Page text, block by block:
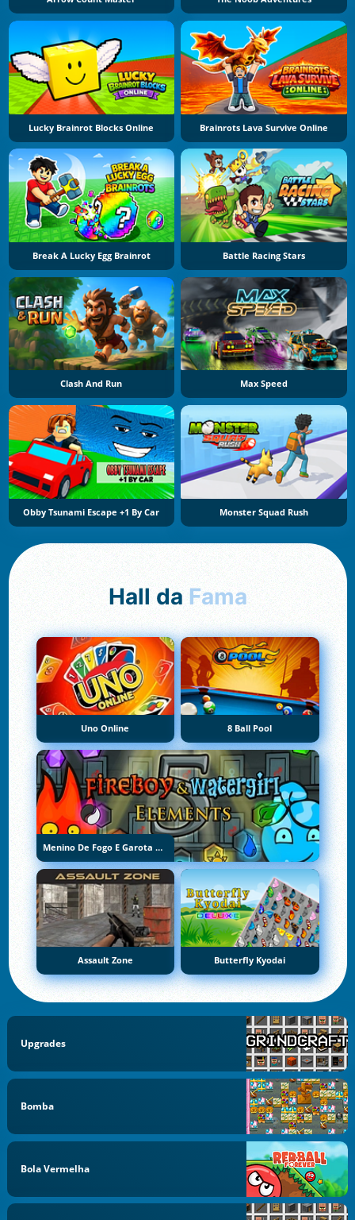
Lucky Brainrot Blocks Online Brainrots Lava Survive Online
Break A Lucky Egg Brainrot Battle Racing Stars
Clash And Run Max Speed
Obby Tsunami Escape +1 By Car Monster Squad Rush
Hall da Fama
Uno Online 8 Ball Pool
Menino De Fogo E Garota De Água 5: Elementos
Assault Zone Butterfly Kyodai
Upgrades
Bomba
Bola Vermelha